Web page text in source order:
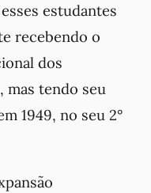
estudantes
recebendo o
dos
mas tendo seu
1949, no seu 2°